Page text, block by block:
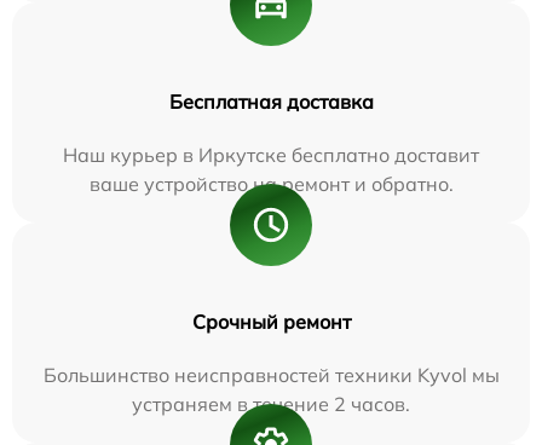
Бесплатная доставка
Наш курьер в Иркутске бесплатно доставит
ваше устройство на ремонт и обратно.
Срочный ремонт
Большинство неисправностей техники Kyvol мы
устраняем в течение 2 часов.